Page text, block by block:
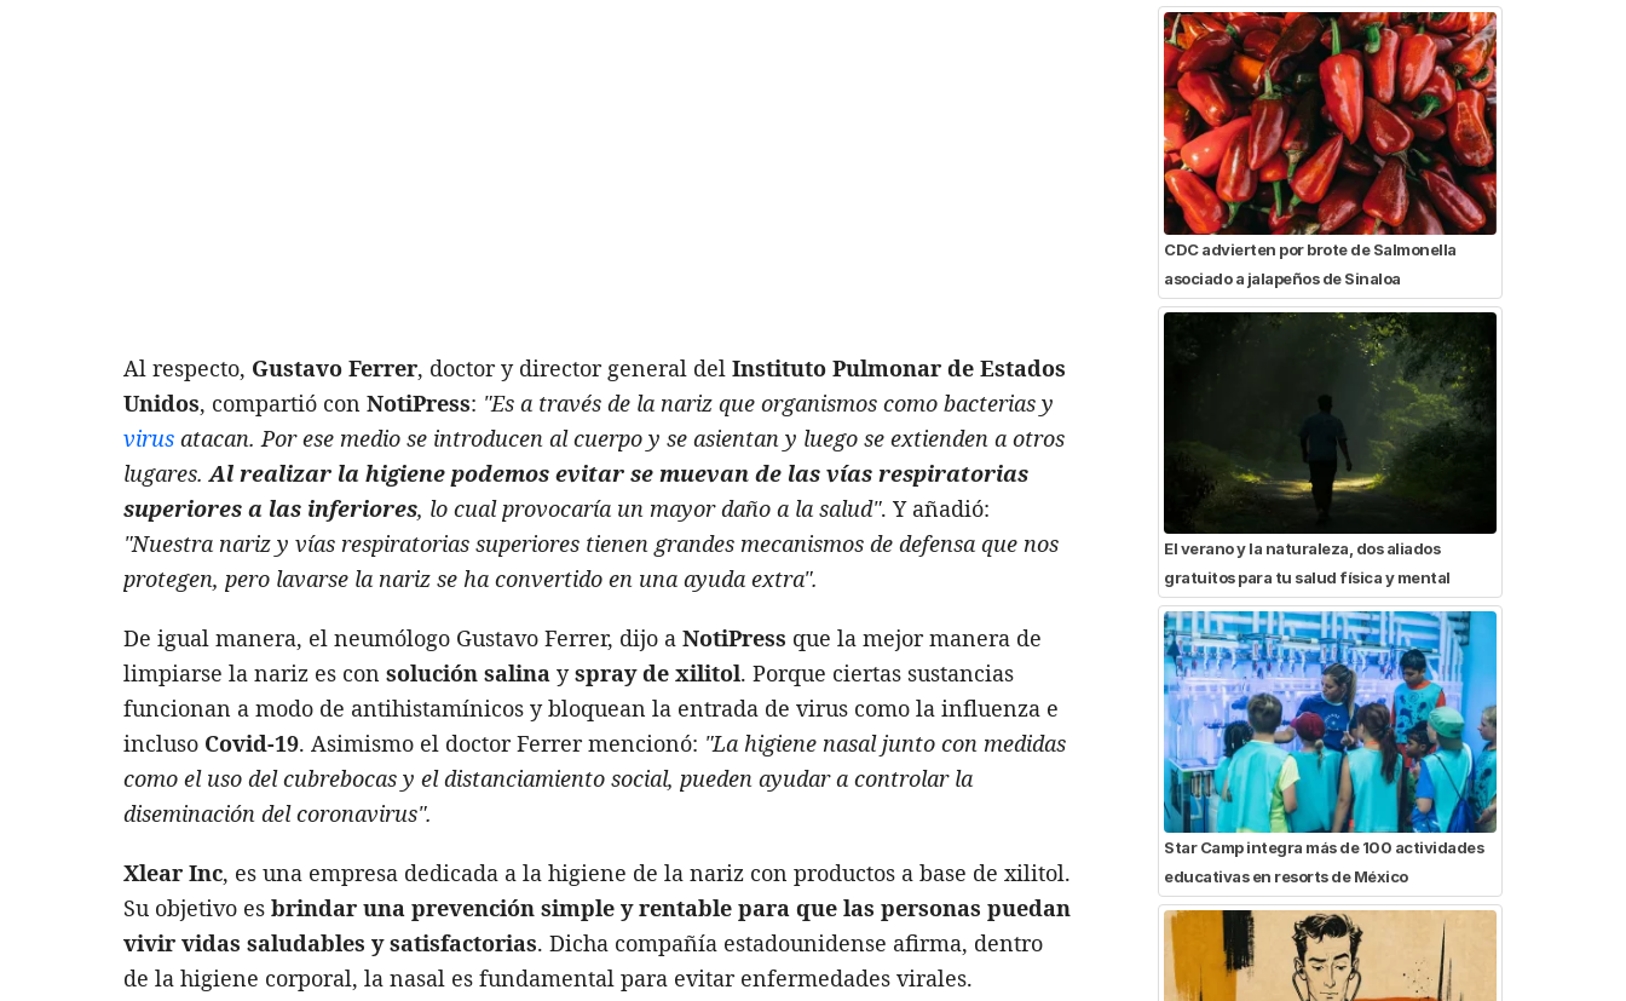
Al respecto, Gustavo Ferrer, doctor y director general del Instituto Pulmonar de Estados
Unidos, compartió con NotiPress: "Es a través de la nariz que organismos como bacterias y
virus atacan. Por ese medio se introducen al cuerpo y se asientan y luego se extienden a otros
lugares.Al realizar la higiene podemos evitar se muevan de las vías respiratorias
superiores a las inferiores, lo cual provocaría un mayor daño a la salud". Y añadió:
"Nuestra nariz y vías respiratorias superiores tienen grandes mecanismos de defensa que nos
protegen, pero lavarse la nariz se ha convertido en una ayuda extra".
De igual manera, el neumólogo Gustavo Ferrer, dijo a NotiPress que la mejor manera de
limpiarse la nariz es con solución salina yspray de xilitol. Porque ciertas sustancias
funcionan a modo de antihistamínicos y bloquean la entrada de virus como la influenza e
incluso Covid-19. Asimismo el doctor Ferrer mencionó: "La higiene nasal junto con medidas
como el uso del cubrebocas y el distanciamiento social, pueden ayudar a controlar la
diseminación del coronavirus".
Xlear Inc, es una empresa dedicada a la higiene de la nariz con productos a base de xilitol.
Su objetivo es brindar una prevención simple y rentable para que las personas puedan
vivir vidas saludables y satisfactorias. Dicha compañía estadounidense afirma, dentro
de la higiene corporal, la nasal es fundamental para evitar enfermedades virales.
CDC advierten por brote de Salmonella
asociado a jalapeños de Sinaloa
El verano y la naturaleza, dos aliados
gratuitos para tu salud física y mental
Star Camp integra más de 100 actividades
educativas en resorts de México